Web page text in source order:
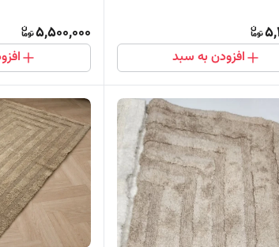
افزودن به سبد
5,500,000